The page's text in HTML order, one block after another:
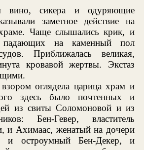
вино, сикера и одуряющие
заметное действие на
Чаще слышались крик, и
на каменный пол
Приближалась великая,
кровавой жертвы. Экстаз
оглядела царица храм и
здесь было почтенных и
из свиты Соломоновой и из
Бен-Гевер, властитель
и Ахимаас, женатый на дочери
и остроумный Бен-Декер, и